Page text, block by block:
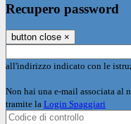
Recupero password
button close ×
all'indirizzo indicato con le
Non hai una e-mail associata al
tramite la Login Spaggiari